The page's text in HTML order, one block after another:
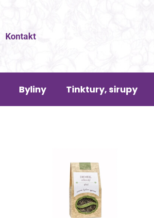
Kontakt
Byliny Tinktury, sirupy